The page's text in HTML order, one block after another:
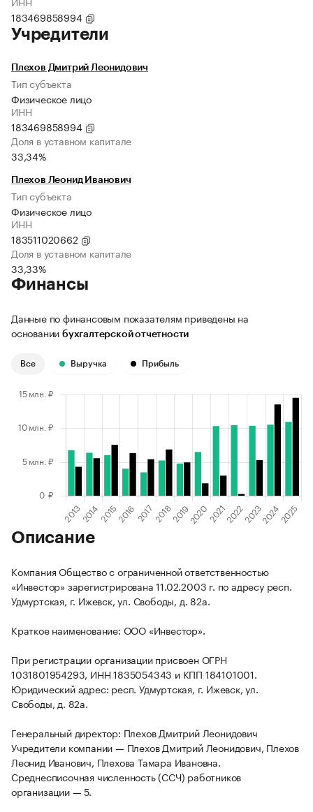
183469858994
Учредители
Плехов Дмитрий Леонидович
Тип субъекта
Физическое лицо
ИНН
183469858994
Доля в уставном капитале
33,34%
Плехов Леонид Иванович
Тип субъекта
Физическое лицо
ИНН
183511020662
Доля в уставном капитале
33,33%
Финансы
Данные по финансовым показателям приведены на
основании бухгалтерской отчетности
Все Выручка Прибыль
Описание
Компания Общество с ограниченной ответственностью
«Инвестор» зарегистрирована 11.02.2003 г. по адресу респ.
Удмуртская, г. Ижевск, ул. Свободы, д. 82а.
Краткое наименование: ООО «Инвестор».
При регистрации организации присвоен ОГРН
1031801954293, ИНН 1835054343 и КПП 184101001.
Юридический адрес: респ. Удмуртская, г. Ижевск, ул.
Свободы, д. 82а.
Генеральный директор: Плехов Дмитрий Леонидович
Учредители компании — Плехов Дмитрий Леонидович, Плехов
Леонид Иванович, Плехова Тамара Ивановна.
Среднесписочная численность (ССЧ) работников
организации — 5.